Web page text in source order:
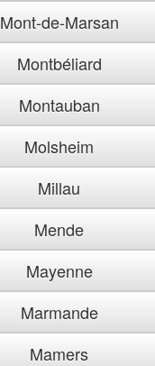
Mont-de-Marsan
Montbéliard
Montauban
Molsheim
Millau
Mende
Mayenne
Marmande
Mamers